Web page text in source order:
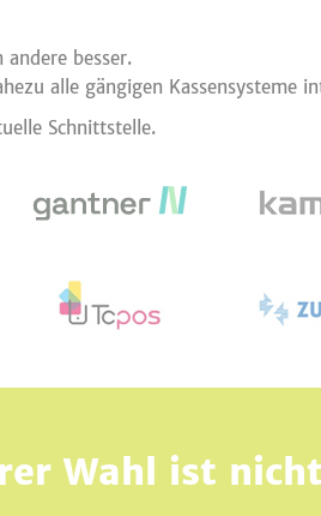
besser.
alle gängigen Kassensysteme
Schnittstelle.
Wahl ist